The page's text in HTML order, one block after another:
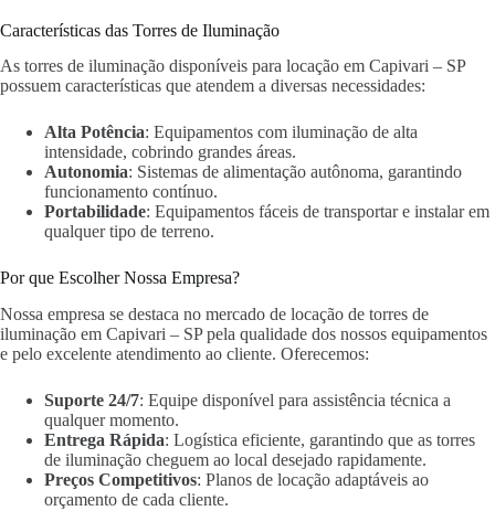
Características das Torres de Iluminação
As torres de iluminação disponíveis para locação em Capivari – SP
possuem características que atendem a diversas necessidades:
Alta Potência: Equipamentos com iluminação de alta
intensidade, cobrindo grandes áreas.
Autonomia: Sistemas de alimentação autônoma, garantindo
funcionamento contínuo.
Portabilidade: Equipamentos fáceis de transportar e instalar em
qualquer tipo de terreno.
Por que Escolher Nossa Empresa?
Nossa empresa se destaca no mercado de locação de torres de
iluminação em Capivari – SP pela qualidade dos nossos equipamentos
e pelo excelente atendimento ao cliente. Oferecemos:
Suporte 24/7: Equipe disponível para assistência técnica a
qualquer momento.
Entrega Rápida: Logística eficiente, garantindo que as torres
de iluminação cheguem ao local desejado rapidamente.
Preços Competitivos: Planos de locação adaptáveis ao
orçamento de cada cliente.